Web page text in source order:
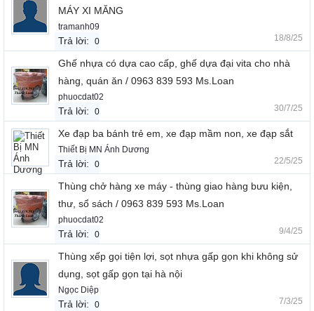
MÁY XI MĂNG
tramanh09
Trả lời: 0 18/8/25
Ghế nhựa có dựa cao cấp, ghế dựa đại vita cho nhà
hàng, quán ăn / 0963 839 593 Ms.Loan
phuocdat02
Trả lời: 0 30/7/25
Xe đạp ba bánh trẻ em, xe đạp mầm non, xe đạp sắt
Thiết Bị MN Ánh Dương
Trả lời: 0 22/5/25
Thùng chở hàng xe máy - thùng giao hàng bưu kiện,
thư, sổ sách / 0963 839 593 Ms.Loan
phuocdat02
Trả lời: 0 9/4/25
Thùng xếp gọi tiện lợi, sọt nhựa gấp gọn khi không sử
dụng, sọt gấp gọn tại hà nội
Ngọc Diệp
Trả lời: 0 7/3/25